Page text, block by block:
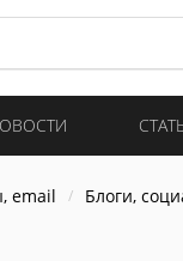
email Блоги,